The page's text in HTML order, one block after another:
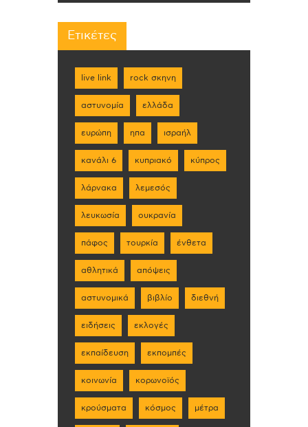
Ετικέτες
live link rock σκηνη
αστυνομία ελλάδα
ευρώπη ηπα ισραήλ
κανάλι 6 κυπριακό κύπρος
λάρνακα λεμεσός
λευκωσία ουκρανία
πάφος τουρκία ένθετα
αθλητικά απόψεις
αστυνομικά βιβλίο διεθνή
ειδήσεις εκλογές
εκπαίδευση εκπομπές
κοινωνία κορωνοϊός
κρούσματα κόσμος μέτρα